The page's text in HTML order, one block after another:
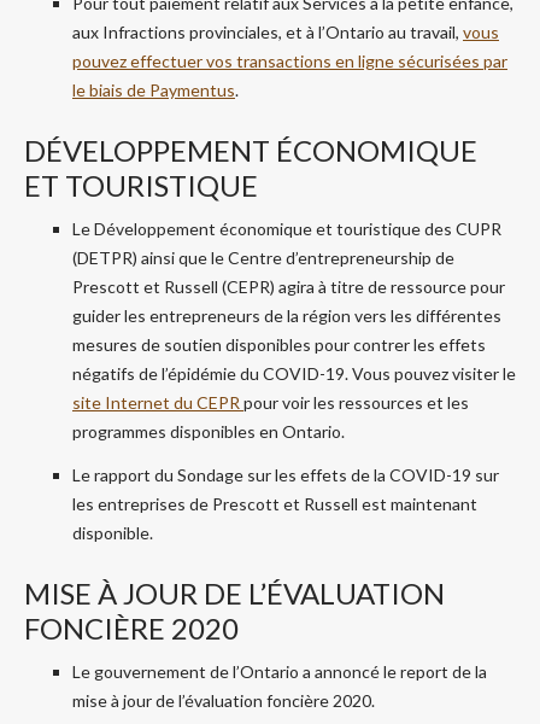
aux Infractions provinciales, et à l’Ontario au travail, vous
pouvez effectuer vos transactions en ligne sécurisées par
le biais de Paymentus.
DÉVELOPPEMENT ÉCONOMIQUE
ET TOURISTIQUE
Le Développement économique et touristique des CUPR
(DETPR) ainsi que le Centre d’entrepreneurship de
Prescott et Russell (CEPR) agira à titre de ressource pour
guider les entrepreneurs de la région vers les différentes
mesures de soutien disponibles pour contrer les effets
négatifs de l’épidémie du COVID-19. Vous pouvez visiter le
site Internet du CEPR pour voir les ressources et les
programmes disponibles en Ontario.
Le rapport du Sondage sur les effets de la COVID-19 sur
les entreprises de Prescott et Russell est maintenant
disponible.
MISE À JOUR DE L’ÉVALUATION
FONCIÈRE 2020
Le gouvernement de l’Ontario a annoncé le report de la
mise à jour de l’évaluation foncière 2020.